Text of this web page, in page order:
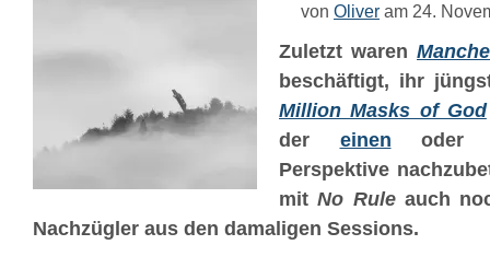
von Oliver am 24.
Zuletzt waren
beschäftigt, ihr
Million Masks of God
der einen
Perspektive
mitNo Ruleauch
Nachzügler aus den damaligen Sessions.